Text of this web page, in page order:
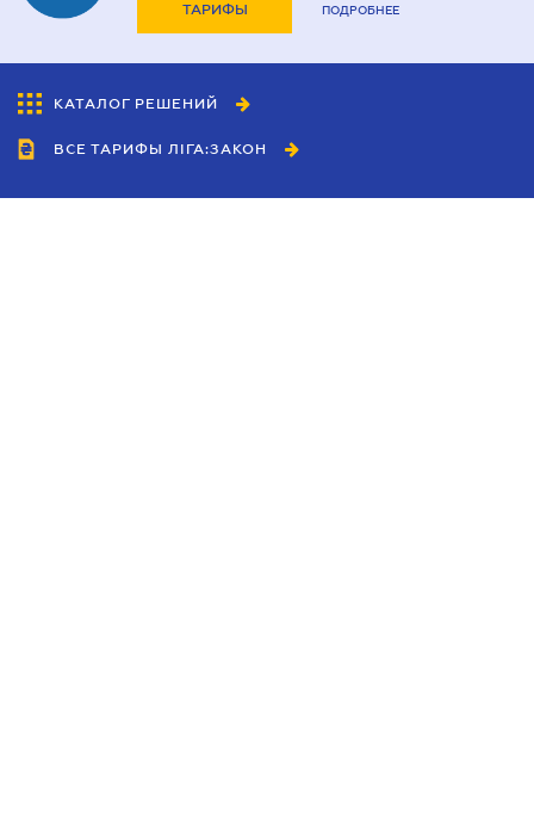
ТАРИФЫ ПОДРОБНЕЕ
КАТАЛОГ РЕШЕНИЙ
ВСЕ ТАРИФЫ ЛІГА:ЗАКОН